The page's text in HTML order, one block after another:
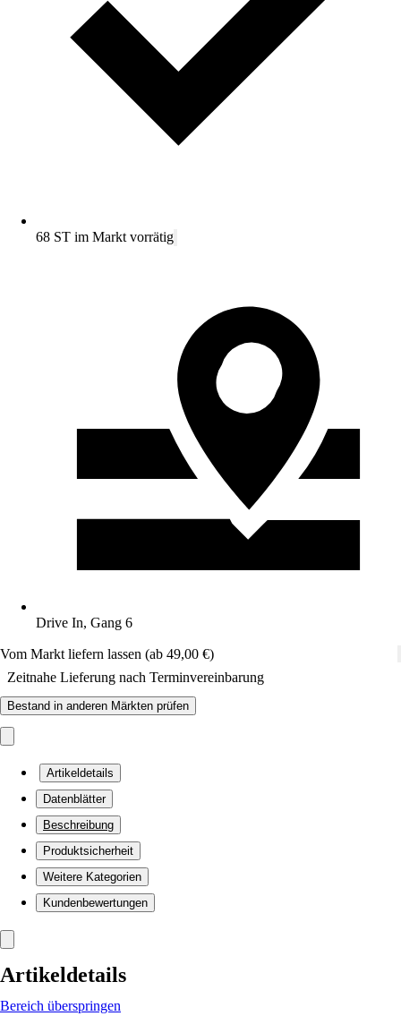
68 ST im Markt vorrätig
Drive In, Gang 6
Vom Markt liefern lassen (ab 49,00 €)
Zeitnahe Lieferung nach Terminvereinbarung
Bestand in anderen Märkten prüfen
Artikeldetails
Datenblätter
Beschreibung
Produktsicherheit
Weitere Kategorien
Kundenbewertungen
Artikeldetails
Bereich überspringen